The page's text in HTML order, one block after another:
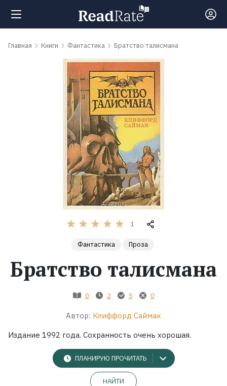
Поиск
обсуждаемые
Серии
Коллекции
Главная Книги Фантастика Братство талисмана
1
Фантастика Проза
Братство талисмана
0 2 5 0
Автор: Клиффорд Саймак
Издание 1992 года. Сохранность очень хорошая.
ПЛАНИРУЮ ПРОЧИТАТЬ
НАЙТИ